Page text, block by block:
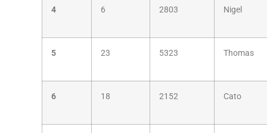
4 6 2803 Nigel
5 23 5323 Thomas
6 18 2152 Cato